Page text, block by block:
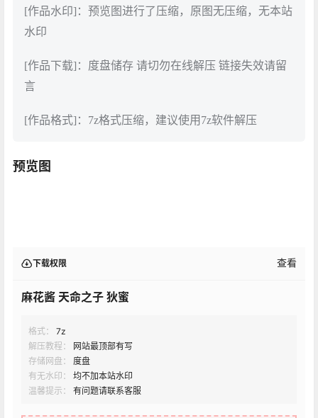
[作品水印]：预览图进行了压缩，原图无压缩，无本站
水印
[作品下载]：度盘储存 请切勿在线解压 链接失效请留
言
[作品格式]：7z格式压缩，建议使用7z软件解压
预览图
下载权限 查看
麻花酱 天命之子 狄蜜
格式：
7z
解压教程：
网站最顶部有写
存储网盘：
度盘
有无水印：
均不加本站水印
温馨提示：
有问题请联系客服